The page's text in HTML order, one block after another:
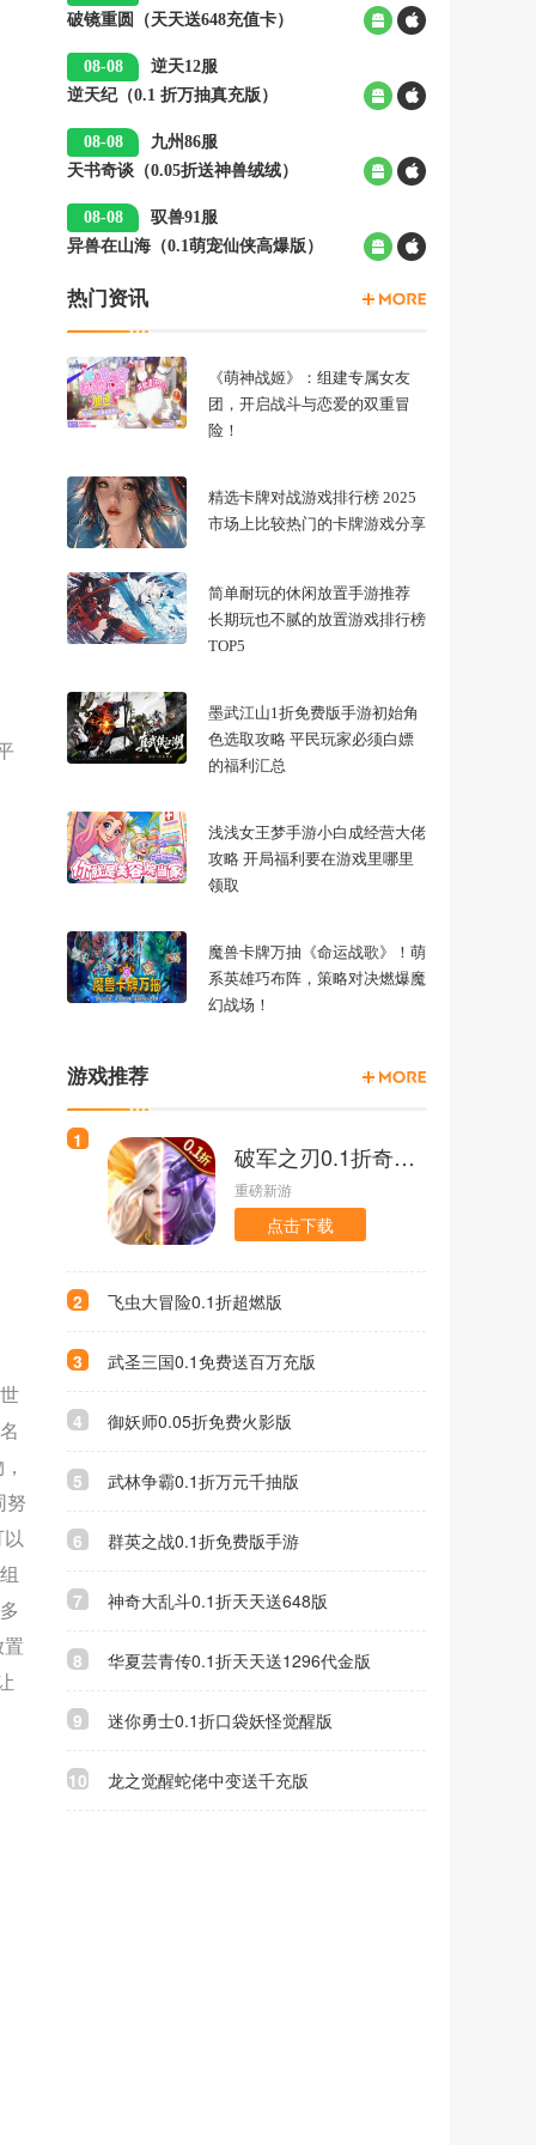
努
00:05
破镜重圆（天天送648充值卡）
08-08
00:05
逆天12服
逆天纪（0.1 折万抽真充版）
08-08
00:05
九州86服
天书奇谈（0.05折送神兽绒绒）
08-08
00:05
驭兽91服
异兽在山海（0.1萌宠仙侠高爆版）
热门资讯
《萌神战姬》：组建专属女友
团，开启战斗与恋爱的双重冒
险！
精选卡牌对战游戏排行榜 2025
市场上比较热门的卡牌游戏分享
简单耐玩的休闲放置手游推荐
长期玩也不腻的放置游戏排行榜
TOP5
墨武江山1折免费版手游初始角
色选取攻略 平民玩家必须白嫖
的福利汇总
浅浅女王梦手游小白成经营大佬
攻略 开局福利要在游戏里哪里
领取
魔兽卡牌万抽《命运战歌》！萌
系英雄巧布阵，策略对决燃爆魔
幻战场！
游戏推荐
1
破军之刃0.1折奇幻大陆版
重磅新游
点击下载
2 飞虫大冒险0.1折超燃版
3 武圣三国0.1免费送百万充版
4 御妖师0.05折免费火影版
5 武林争霸0.1折万元千抽版
6 群英之战0.1折免费版手游
7 神奇大乱斗0.1折天天送648版
8 华夏芸青传0.1折天天送1296代金版
9 迷你勇士0.1折口袋妖怪觉醒版
10 龙之觉醒蛇佬中变送千充版